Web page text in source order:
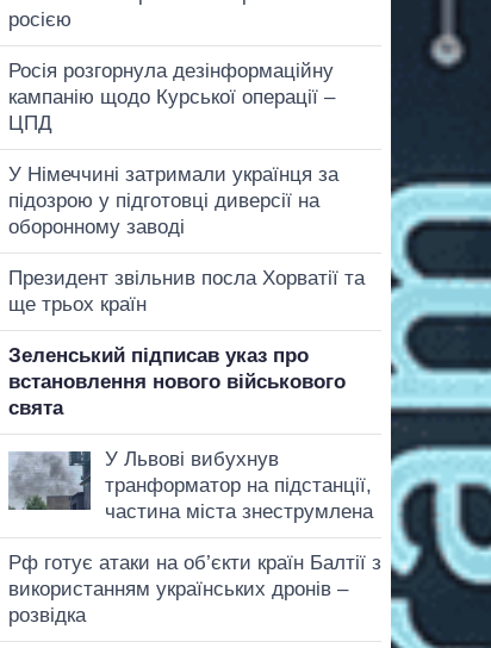
росією
Росія розгорнула дезінформаційну
кампанію щодо Курської операції –
ЦПД
У Німеччині затримали українця за
підозрою у підготовці диверсії на
оборонному заводі
Президент звільнив посла Хорватії та
ще трьох країн
Зеленський підписав указ про
встановлення нового військового
свята
У Львові вибухнув
транформатор на підстанції,
частина міста знеструмлена
Рф готує атаки на об’єкти країн Балтії з
використанням українських дронів –
розвідка